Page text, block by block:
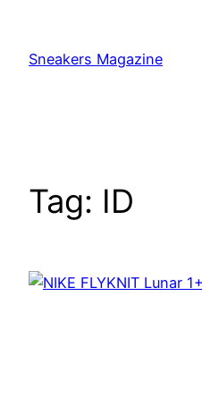
content
Sneakers Magazine
Tag: ID